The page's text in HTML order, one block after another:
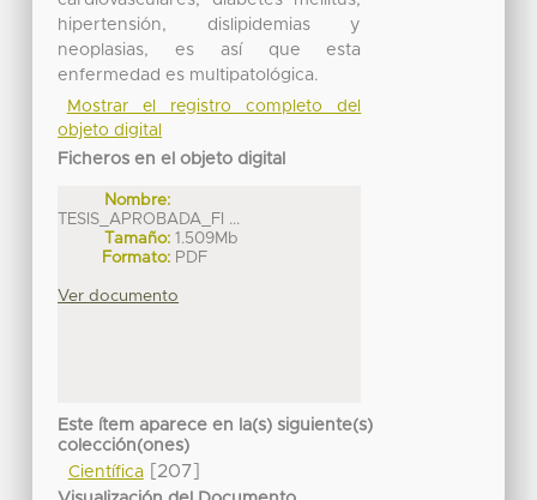
hipertensión, dislipidemias y
neoplasias, es así que esta
enfermedad es multipatológica.
Mostrar el registro completo del
objeto digital
Ficheros en el objeto digital
Nombre:
TESIS_APROBADA_FI ...
Tamaño: 1.509Mb
Formato: PDF
Ver documento
Este ítem aparece en la(s) siguiente(s)
colección(ones)
Científica[207]